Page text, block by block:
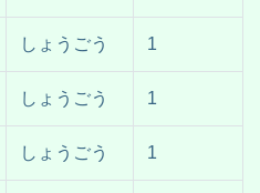
しょうごう 1
しょうごう 1
しょうごう 1